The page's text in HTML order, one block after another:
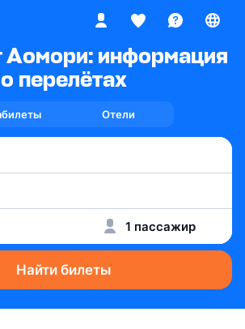
Аомори: информация
о перелётах
Отели
1 пассажир
Найти билеты